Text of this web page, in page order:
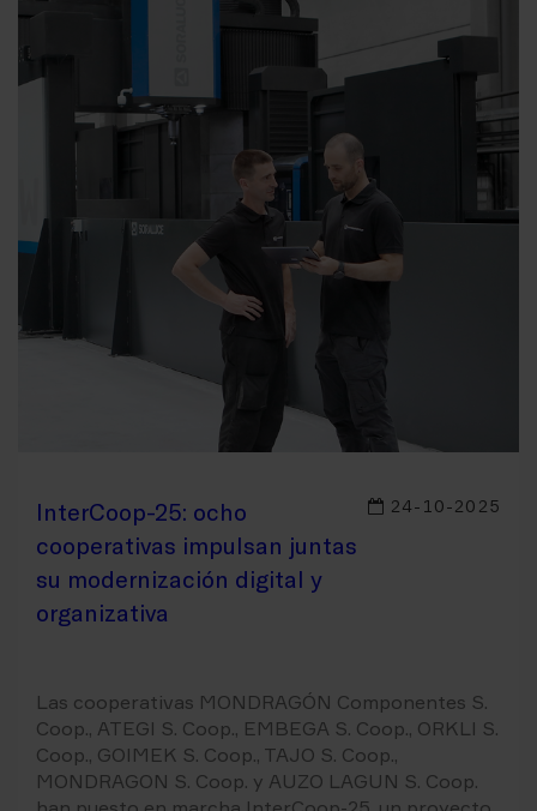
InterCoop-25: ocho
cooperativas impulsan juntas
su modernización digital y
organizativa
24-10-2025
Las cooperativas MONDRAGÓN Componentes S.
Coop., ATEGI S. Coop., EMBEGA S. Coop., ORKLI S.
Coop., GOIMEK S. Coop., TAJO S. Coop.,
MONDRAGON S. Coop. y AUZO LAGUN S. Coop.